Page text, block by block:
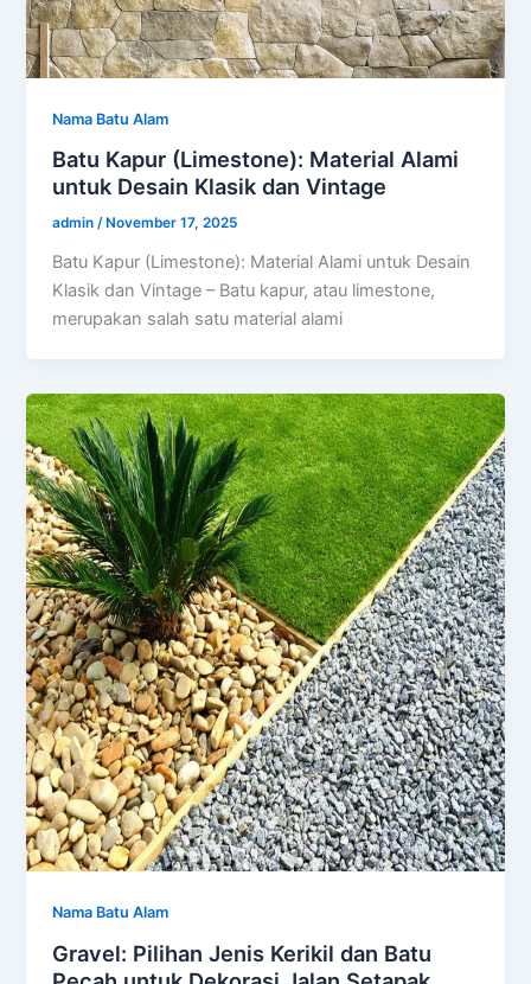
Nama Batu Alam
Batu Kapur (Limestone): Material Alami
untuk Desain Klasik dan Vintage
admin/ November 17, 2025
Batu Kapur (Limestone): Material Alami untuk Desain
Klasik dan Vintage – Batu kapur, atau limestone,
merupakan salah satu material alami
Nama Batu Alam
Gravel: Pilihan Jenis Kerikil dan Batu